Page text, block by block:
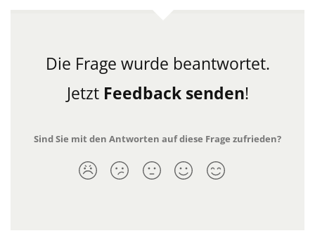
Die Frage wurde beantwortet.
Jetzt Feedback senden!
Sind Sie mit den Antworten auf diese Frage zufrieden?